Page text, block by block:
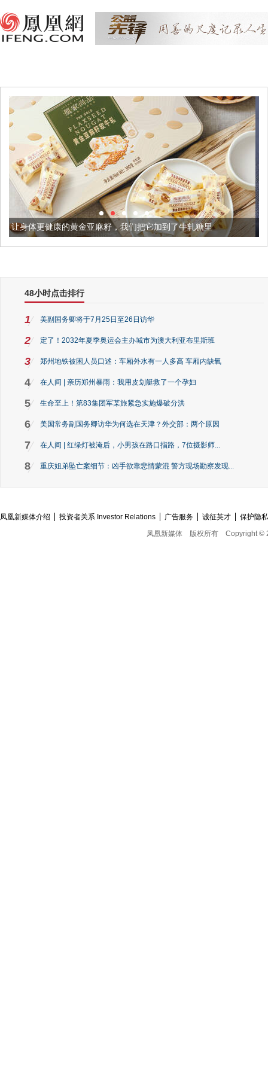
亚麻籽，我们把它加到了牛轧糖里 被列入佛家七宝的它
48小时点击排行
1 美副国务卿将于7月25日至26日访华
2 定了！2032年夏季奥运会主办城市为澳大利亚布里斯班
3 郑州地铁被困人员口述：车厢外水有一人多高 车厢内缺氧
4 在人间 | 亲历郑州暴雨：我用皮划艇救了一个孕妇
5 生命至上！第83集团军某旅紧急实施爆破分洪
6 美国常务副国务卿访华为何选在天津？外交部：两个原因
7 在人间 | 红绿灯被淹后，小男孩在路口指路，7位摄影师...
8 重庆姐弟坠亡案细节：凶手欲靠悲情蒙混 警方现场勘察发现...
凤凰新媒体介绍 投资者关系 Investor Relations 广告服务 诚征英才
保护隐
凤凰新媒体
版权所有 Copyright ©